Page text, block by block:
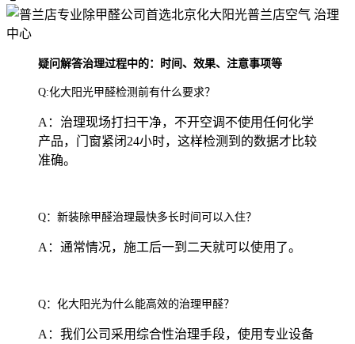
疑问解答治理过程中的：时间、效果、注意事项等
Q:化大阳光甲醛检测前有什么要求？
A：治理现场打扫干净，不开空调不使用任何化学
产品，门窗紧闭24小时，这样检测到的数据才比较
准确。
Q：新装除甲醛治理最快多长时间可以入住？
A：通常情况，施工后一到二天就可以使用了。
Q：化大阳光为什么能高效的治理甲醛？
A：我们公司采用综合性治理手段，使用专业设备